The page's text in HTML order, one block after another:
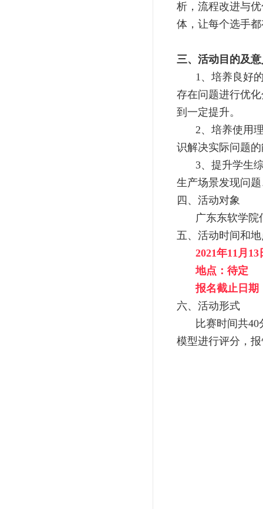
析，流程改进与
体，让每个选手
三、活动目的及
1、培养良好
存在问题进行优
到一定提升。
2、培养使用
识解决实际问题
3、提升学生
生产场景发现问
四、活动对象
广东东软学院
五、活动时间和
2021年11月13
地点：待定
报名截止日期
六、活动形式
比赛时间共
模型进行评分，